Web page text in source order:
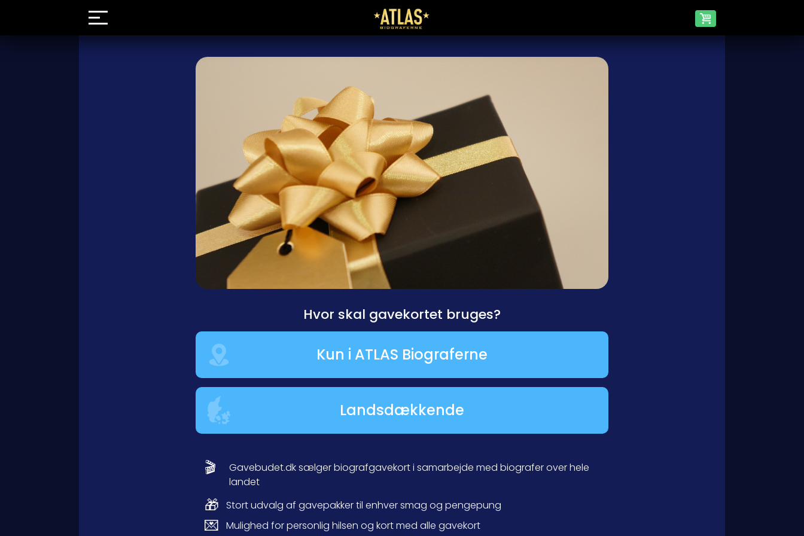
Hvor skal gavekortet bruges?
Kun i ATLAS Biograferne
Landsdækkende
🎬
Gavebudet.dk sælger biografgavekort i samarbejde med biografer over hele
landet
🎁 Stort udvalg af gavepakker til enhver smag og pengepung
💌 Mulighed for personlig hilsen og kort med alle gavekort